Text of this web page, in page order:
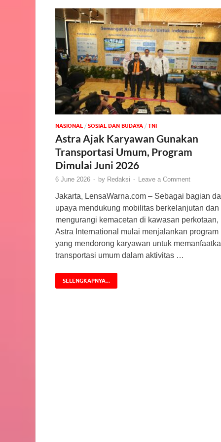
NASIONAL / SOSIAL DAN BUDAYA / TNI
Astra Ajak Karyawan Gunakan
Transportasi Umum, Program
Dimulai Juni 2026
6 June 2026 - by Redaksi - Leave a Comment
Jakarta, LensaWarna.com – Sebagai bagian
upaya mendukung mobilitas berkelanjutan dan
mengurangi kemacetan di kawasan perkotaan,
Astra International mulai menjalankan program
yang mendorong karyawan untuk
transportasi umum dalam aktivitas …
SELENGKAPNYA...